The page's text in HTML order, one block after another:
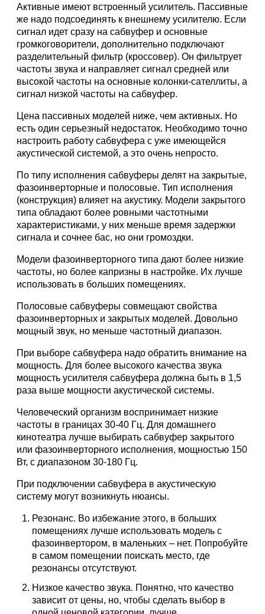
Активные имеют встроенный усилитель. Пассивные
же надо подсоединять к внешнему усилителю. Если
сигнал идет сразу на сабвуфер и основные
громкоговорители, дополнительно подключают
разделительный фильтр (кроссовер). Он фильтрует
частоты звука и направляет сигнал средней или
высокой частоты на основные колонки-сателлиты, а
сигнал низкой частоты на сабвуфер.
Цена пассивных моделей ниже, чем активных. Но
есть один серьезный недостаток. Необходимо точно
настроить работу сабвуфера с уже имеющейся
акустической системой, а это очень непросто.
По типу исполнения сабвуферы делят на закрытые,
фазоинверторные и полосовые. Тип исполнения
(конструкция) влияет на акустику. Модели закрытого
типа обладают более ровными частотными
характеристиками, у них меньше время задержки
сигнала и сочнее бас, но они громоздки.
Модели фазоинверторного типа дают более низкие
частоты, но более капризны в настройке. Их лучше
использовать в больших помещениях.
Полосовые сабвуферы совмещают свойства
фазоинверторных и закрытых моделей. Довольно
мощный звук, но меньше частотный диапазон.
При выборе сабвуфера надо обратить внимание на
мощность. Для более высокого качества звука
мощность усилителя сабвуфера должна быть в 1,5
раза выше мощности акустической системы.
Человеческий организм воспринимает низкие
частоты в границах 30-40 Гц. Для домашнего
кинотеатра лучше выбирать сабвуфер закрытого
или фазоинверторного исполнения, мощностью 150
Вт, с диапазоном 30-180 Гц.
При подключении сабвуфера в акустическую
систему могут возникнуть нюансы.
Резонанс. Во избежание этого, в больших
помещениях лучше использовать модель с
фазоинвертором, в маленьких – нет. Попробуйте
в самом помещении поискать место, где
резонансы отсутствуют.
Низкое качество звука. Понятно, что качество
зависит от цены, но, чтобы сделать выбор в